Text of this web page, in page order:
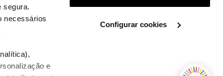
segura.
necessários
e
Configurar cookies